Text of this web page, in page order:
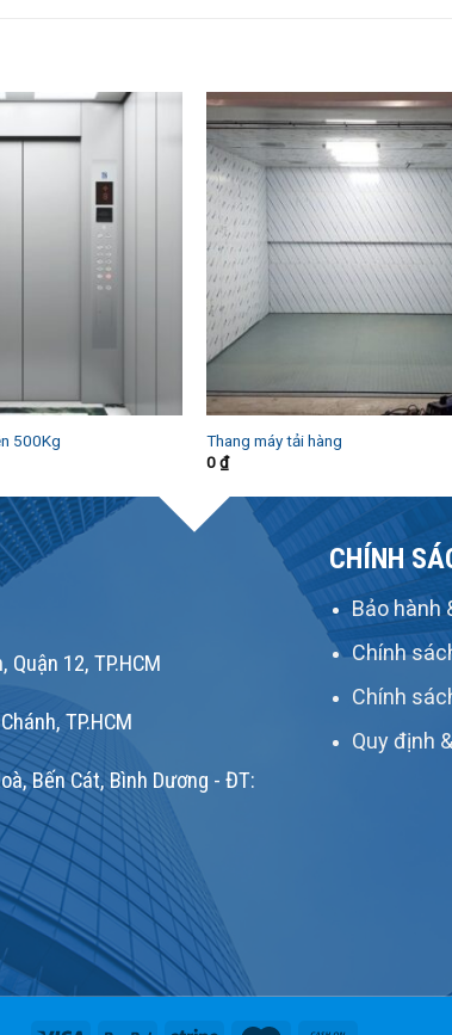
500Kg
Thang máy tải hàng
0₫
12, TP.HCM
TP.HCM
Bến Cát, Bình Dương - ĐT:
CHÍNH
Bảo hành
Chính
Chính
Quy định